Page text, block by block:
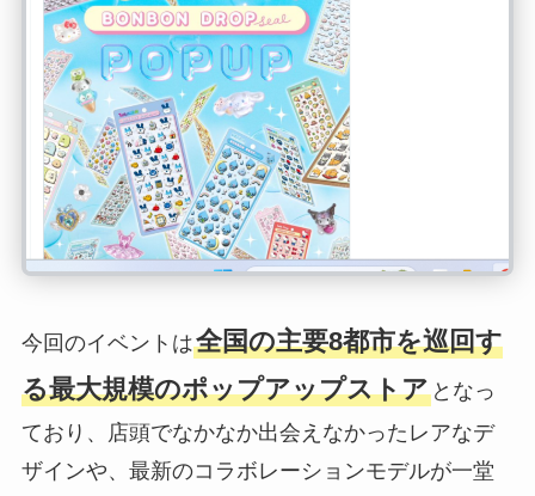
今回のイベントは全国の主要8都市を巡回す
る最大規模のポップアップストアとなっ
ており、店頭でなかなか出会えなかったレアなデ
ザインや、最新のコラボレーションモデルが一堂